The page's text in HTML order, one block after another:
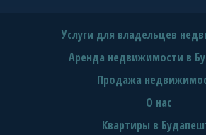
Услуги для владельцев
Аренда недвижимости в
Продажа
О нас
Квартиры в